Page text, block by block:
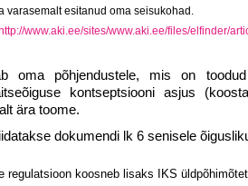
varasemalt esitanud oma seisukohad.
www.aki.ee/sites/www.aki.ee/files/elfinder/
oma põhjendustele, mis on
kontseptsiooni asjus
ära toome.
dokumendi lk 6 senisele
regulatsioon koosneb lisaks IKS